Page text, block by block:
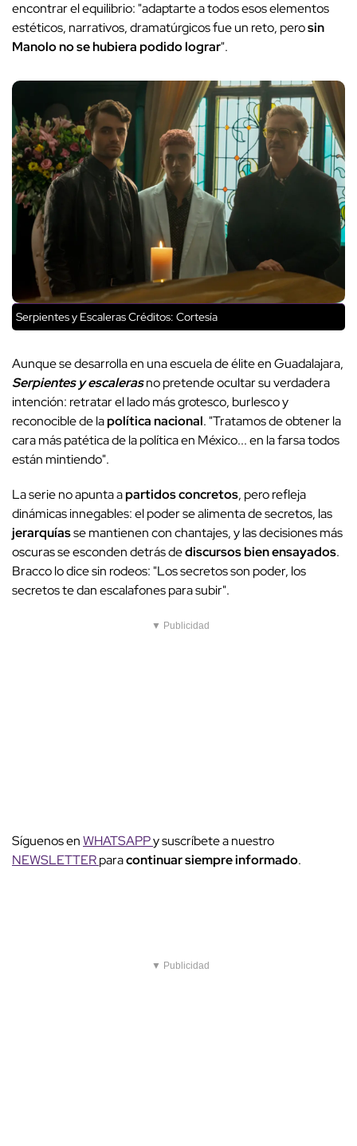
encontrar el equilibrio: "adaptarte a todos esos elementos
estéticos, narrativos, dramatúrgicos fue un reto, perosin
Manolono se hubiera podido lograr".
Serpientes y EscalerasCréditos: Cortesía
Aunque se desarrolla en una escuela de élite en Guadalajara,
Serpientes y escalerasno pretende ocultar su verdadera
intención: retratar el lado más grotesco, burlesco y
reconocible de lapolítica nacional. "Tratamos de obtener la
cara más patética de la política en México... en la farsa todos
están mintiendo".
La serie no apunta apartidos concretos, pero refleja
dinámicas innegables: el poder se alimenta de secretos, las
jerarquíasse mantienen con chantajes, y las decisiones más
oscuras se esconden detrás dediscursos bien ensayados.
Bracco lo dice sin rodeos: "Los secretos son poder, los
secretos te dan escalafones para subir".
▼ Publicidad
Síguenos enWHATSAPPy suscríbete a nuestro
NEWSLETTERparacontinuar siempre informado.
▼ Publicidad